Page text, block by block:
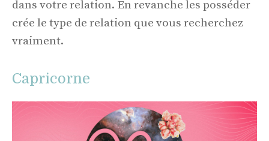
dans votre relation. En revanche les posséder
crée le type de relation que vous recherchez
vraiment.
Capricorne